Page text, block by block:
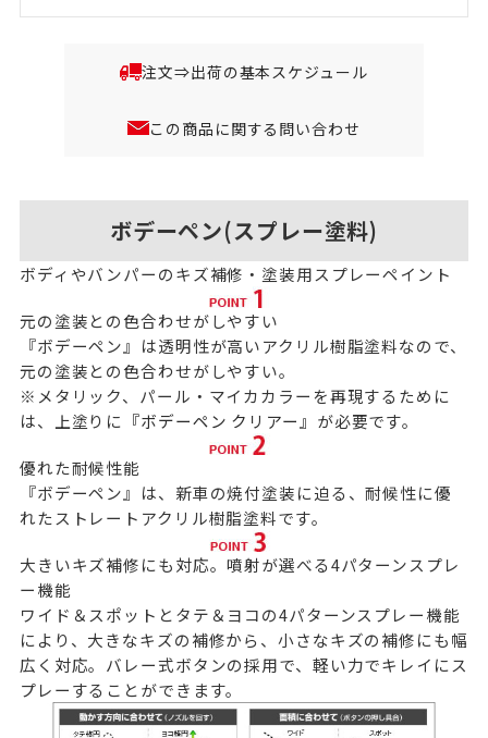
注文⇒出荷の基本スケジュール
この商品に関する問い合わせ
ボデーペン(スプレー塗料)
ボディやバンパーのキズ補修・塗装用スプレーペイント
元の塗装との色合わせがしやすい
『ボデーペン』は透明性が高いアクリル樹脂塗料なので、
元の塗装との色合わせがしやすい。
※メタリック、パール・マイカカラーを再現するために
は、上塗りに 『ボデーペン クリアー』 が必要です。
優れた耐候性能
『ボデーペン』は、新車の焼付塗装に迫る、耐候性に優
れたストレートアクリル樹脂塗料です。
大きいキズ補修にも対応。噴射が選べる4パターンスプレ
ー機能
ワイド＆スポットとタテ＆ヨコの4パターンスプレー機能
により、大きなキズの補修から、小さなキズの補修にも幅
広く対応。バレー式ボタンの採用で、軽い力でキレイにス
プレーすることができます。